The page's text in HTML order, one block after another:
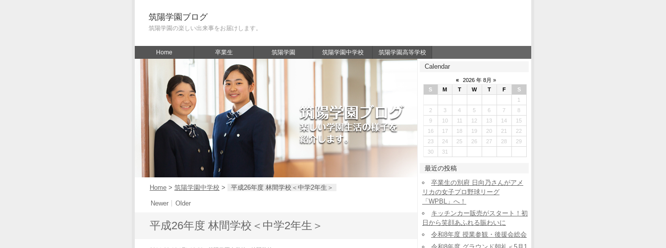
筑陽学園ブログ
筑陽学園の楽しい出来事をお届けします。
Home 卒業生 筑陽学園 筑陽学園中学校 筑陽学園高等学校
Home > 筑陽学園中学校 > 平成26年度 林間学校＜中学2年生＞
Newer Older
平成26年度 林間学校＜中学2年生＞
Calendar
«
2026 年 8月 »
S
M T W T F
S
1
2
3 4 5 6 7
8
9
10 11 12 13 14
15
16
17 18 19 20 21
22
23
24 25 26 27 28
29
30
31
最近の投稿
卒業生の別府 日向乃さんがアメ
リカの女子プロ野球リーグ
「WPBL」へ！
キッチンカー販売がスタート！初
日から笑顔あふれる賑わいに
令和8年度 授業参観・後援会総会